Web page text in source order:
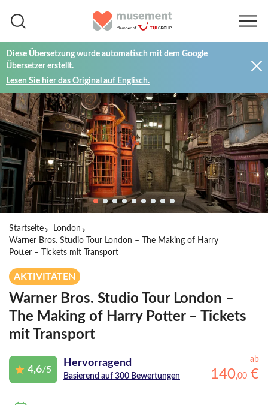
Diese Übersetzung wurde automatisch mit dem Google
Übersetzer erstellt.
Lesen Sie hier das Original auf Englisch.
Startseite
London
Warner Bros. Studio Tour London – The Making of Harry
Potter – Tickets mit Transport
AKTIVITÄTEN
Warner Bros. Studio Tour London –
The Making of Harry Potter – Tickets
mit Transport
4,6/5
Hervorragend
Basierend auf 300 Bewertungen
ab
140,00 €